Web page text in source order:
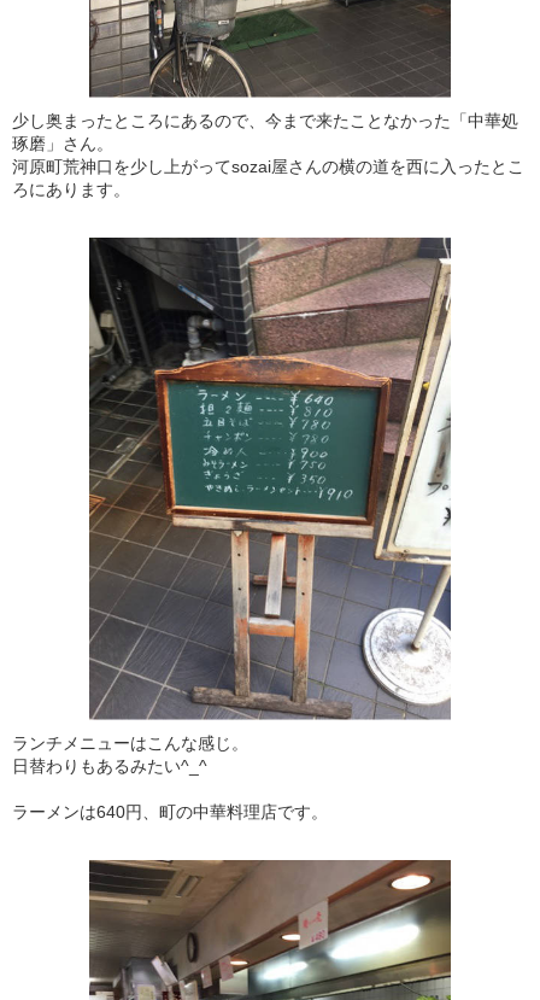
少し奥まったところにあるので、今まで来たことなかった「中華処
琢磨」さん。
河原町荒神口を少し上がってsozai屋さんの横の道を西に入ったとこ
ろにあります。
ランチメニューはこんな感じ。
日替わりもあるみたい^_^
ラーメンは640円、町の中華料理店です。